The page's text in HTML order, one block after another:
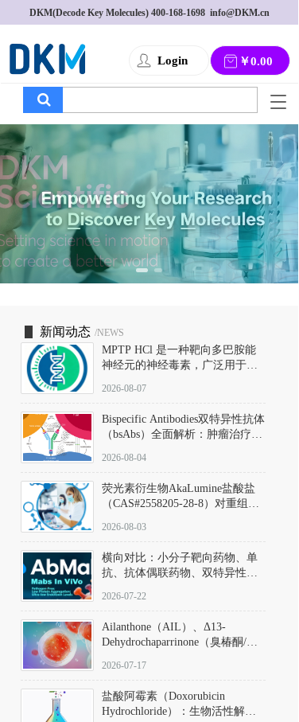
DKM(Decode Key Molecules) 400-168-1698
  info@DKM.cn
Login ￥0.00
T
g
l
e
n
a
v
i
g
a
新闻动态 /NEWS
MPTP HCl 是一种靶向多巴胺能
神经元的神经毒素，广泛用于构
以盐酸盐形式存在，可触发线粒
体介导的神经元凋亡。其经典应
用即为选择性损毁中脑黑质致密
部多巴胺能神经元，从而可靠模
拟帕金森病的核心病理与行为表
2026-08-07
Bispecific Antibodies双特异性抗体
（bsAbs）全面解析：肿瘤治疗的
2026-08-04
荧光素衍生物AkaLumine盐酸盐
（CAS#2558205-28-8）对重组萤
数（Km）为2.06 μM；其近红外
发光特性赋予优异的组织穿透能
力，大幅增强成像信噪比，从而
实现活体动物模型中极低给药剂
量下的高灵敏度、非侵入式生物
2026-08-03
横向对比：小分子靶向药物、单
抗、抗体偶联药物、双特异性抗
及应用瓶颈
2026-07-22
Ailanthone（AIL）、Δ13-
Dehydrochaparrinone（臭椿酮/臭
DKM货号 D806885
2026-07-17
盐酸阿霉素（Doxorubicin
Hydrochloride）：生物活性解